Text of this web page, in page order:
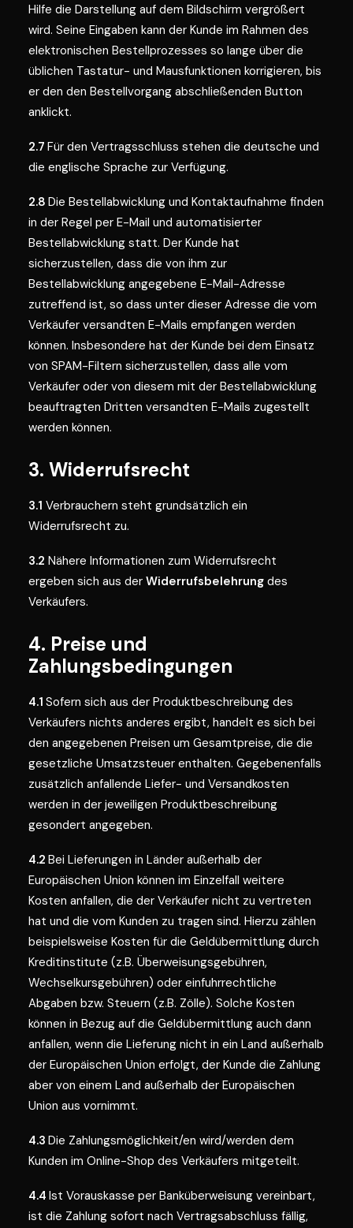
Hilfe die Darstellung auf dem Bildschirm vergrößert
wird. Seine Eingaben kann der Kunde im Rahmen des
elektronischen Bestellprozesses so lange über die
üblichen Tastatur- und Mausfunktionen korrigieren, bis
er den den Bestellvorgang abschließenden Button
anklickt.
2.7 Für den Vertragsschluss stehen die deutsche und
die englische Sprache zur Verfügung.
2.8 Die Bestellabwicklung und Kontaktaufnahme finden
in der Regel per E-Mail und automatisierter
Bestellabwicklung statt. Der Kunde hat
sicherzustellen, dass die von ihm zur
Bestellabwicklung angegebene E-Mail-Adresse
zutreffend ist, so dass unter dieser Adresse die vom
Verkäufer versandten E-Mails empfangen werden
können. Insbesondere hat der Kunde bei dem Einsatz
von SPAM-Filtern sicherzustellen, dass alle vom
Verkäufer oder von diesem mit der Bestellabwicklung
beauftragten Dritten versandten E-Mails zugestellt
werden können.
3. Widerrufsrecht
3.1 Verbrauchern steht grundsätzlich ein
Widerrufsrecht zu.
3.2 Nähere Informationen zum Widerrufsrecht
ergeben sich aus der Widerrufsbelehrung des
Verkäufers.
4. Preise und
Zahlungsbedingungen
4.1 Sofern sich aus der Produktbeschreibung des
Verkäufers nichts anderes ergibt, handelt es sich bei
den angegebenen Preisen um Gesamtpreise, die die
gesetzliche Umsatzsteuer enthalten. Gegebenenfalls
zusätzlich anfallende Liefer- und Versandkosten
werden in der jeweiligen Produktbeschreibung
gesondert angegeben.
4.2 Bei Lieferungen in Länder außerhalb der
Europäischen Union können im Einzelfall weitere
Kosten anfallen, die der Verkäufer nicht zu vertreten
hat und die vom Kunden zu tragen sind. Hierzu zählen
beispielsweise Kosten für die Geldübermittlung durch
Kreditinstitute (z.B. Überweisungsgebühren,
Wechselkursgebühren) oder einfuhrrechtliche
Abgaben bzw. Steuern (z.B. Zölle). Solche Kosten
können in Bezug auf die Geldübermittlung auch dann
anfallen, wenn die Lieferung nicht in ein Land außerhalb
der Europäischen Union erfolgt, der Kunde die Zahlung
aber von einem Land außerhalb der Europäischen
Union aus vornimmt.
4.3 Die Zahlungsmöglichkeit/en wird/werden dem
Kunden im Online-Shop des Verkäufers mitgeteilt.
4.4 Ist Vorauskasse per Banküberweisung vereinbart,
ist die Zahlung sofort nach Vertragsabschluss fällig,